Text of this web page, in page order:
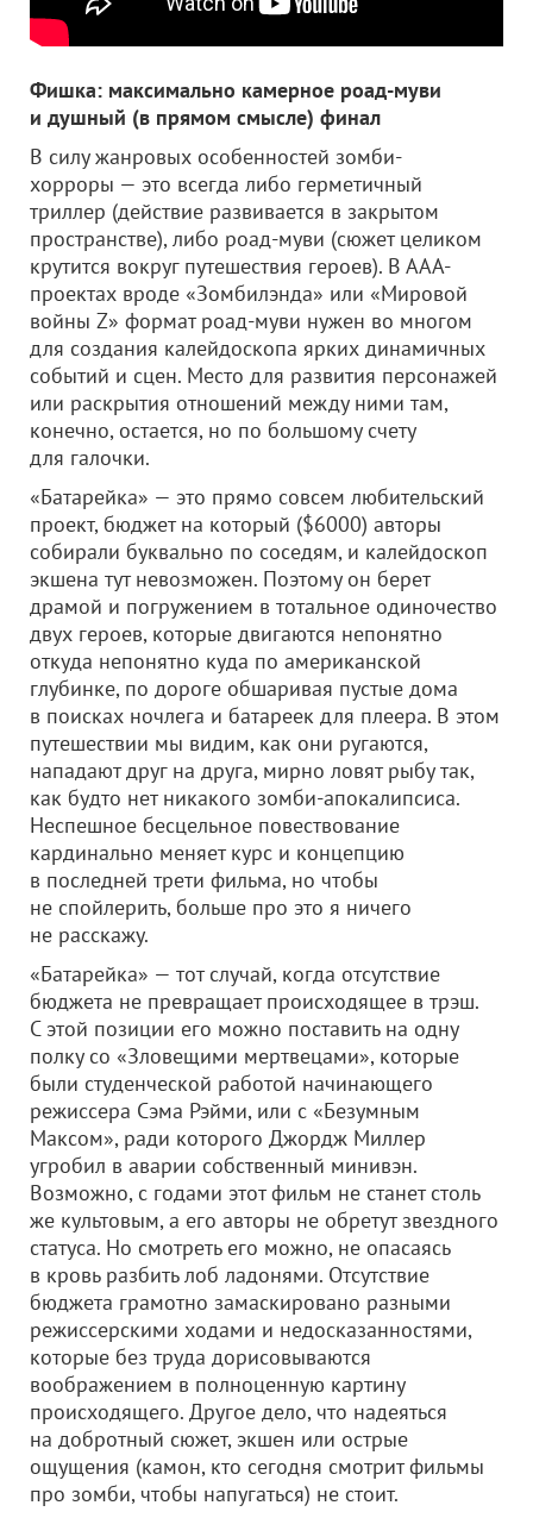
Фишка: максимально камерное роад-муви
и душный (в прямом смысле) финал
В силу жанровых особенностей зомби-
хорроры — это всегда либо герметичный
триллер (действие развивается в закрытом
пространстве), либо роад-муви (сюжет целиком
крутится вокруг путешествия героев). В ААА-
проектах вроде «Зомбилэнда» или «Мировой
войны Z» формат роад-муви нужен во многом
для создания калейдоскопа ярких динамичных
событий и сцен. Место для развития персонажей
или раскрытия отношений между ними там,
конечно, остается, но по большому счету
для галочки.
«Батарейка» — это прямо совсем любительский
проект, бюджет на который ($6000) авторы
собирали буквально по соседям, и калейдоскоп
экшена тут невозможен. Поэтому он берет
драмой и погружением в тотальное одиночество
двух героев, которые двигаются непонятно
откуда непонятно куда по американской
глубинке, по дороге обшаривая пустые дома
в поисках ночлега и батареек для плеера. В этом
путешествии мы видим, как они ругаются,
нападают друг на друга, мирно ловят рыбу так,
как будто нет никакого зомби-апокалипсиса.
Неспешное бесцельное повествование
кардинально меняет курс и концепцию
в последней трети фильма, но чтобы
не спойлерить, больше про это я ничего
не расскажу.
«Батарейка» — тот случай, когда отсутствие
бюджета не превращает происходящее в трэш.
С этой позиции его можно поставить на одну
полку со «Зловещими мертвецами», которые
были студенческой работой начинающего
режиссера Сэма Рэйми, или с «Безумным
Максом», ради которого Джордж Миллер
угробил в аварии собственный минивэн.
Возможно, с годами этот фильм не станет столь
же культовым, а его авторы не обретут звездного
статуса. Но смотреть его можно, не опасаясь
в кровь разбить лоб ладонями. Отсутствие
бюджета грамотно замаскировано разными
режиссерскими ходами и недосказанностями,
которые без труда дорисовываются
воображением в полноценную картину
происходящего. Другое дело, что надеяться
на добротный сюжет, экшен или острые
ощущения (камон, кто сегодня смотрит фильмы
про зомби, чтобы напугаться) не стоит.